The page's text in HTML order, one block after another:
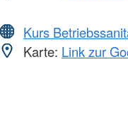
Kurs
Karte: Link zur